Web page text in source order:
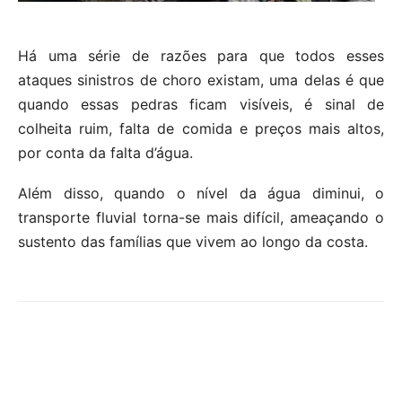
Há uma série de razões para que todos esses
ataques sinistros de choro existam, uma delas é que
quando essas pedras ficam visíveis, é sinal de
colheita ruim, falta de comida e preços mais altos,
por conta da falta d’água.
Além disso, quando o nível da água diminui, o
transporte fluvial torna-se mais difícil, ameaçando o
sustento das famílias que vivem ao longo da costa.